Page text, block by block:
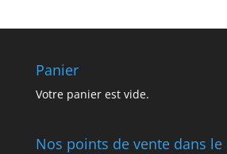
Panier
Votre panier est vide.
Nos points de vente dans